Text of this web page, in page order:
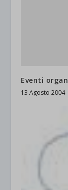
Eventi
13 Agosto 2004